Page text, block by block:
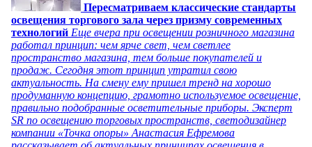
Пересматриваем классические стандарты
освещения торгового зала через призму современных
технологий Еще вчера при освещении розничного магазина
работал принцип: чем ярче свет, чем светлее
пространство магазина, тем больше покупателей и
продаж. Сегодня этот принцип утратил свою
актуальность. На смену ему пришел тренд на хорошо
продуманную концепцию, грамотно используемое освещение,
правильно подобранные осветительные приборы. Эксперт
SR по освещению торговых пространств, светодизайнер
компании «Точка опоры» Анастасия Ефремова